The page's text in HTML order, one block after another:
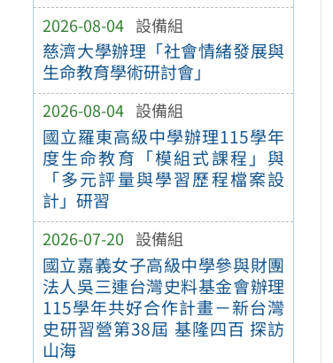
2026-08-04 設備組
慈濟大學辦理「社會情緒發展與
生命教育學術研討會」
2026-08-04 設備組
國立羅東高級中學辦理115學年
度生命教育「模組式課程」與
「多元評量與學習歷程檔案設
計」研習
2026-07-20 設備組
國立嘉義女子高級中學參與財團
法人吳三連台灣史料基金會辦理
115學年共好合作計畫－新台灣
史研習營第38屆 基隆四百 探訪
山海